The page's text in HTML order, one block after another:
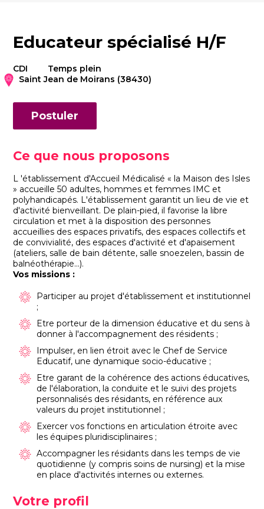
Educateur spécialisé H/F
CDI
Temps plein
Saint Jean de Moirans (38430)
Postuler
Ce que nous proposons
L 'établissement d'Accueil Médicalisé « la Maison des Isles
» accueille 50 adultes, hommes et femmes IMC et
polyhandicapés. L'établissement garantit un lieu de vie et
d'activité bienveillant. De plain-pied, il favorise la libre
circulation et met à la disposition des personnes
accueillies des espaces privatifs, des espaces collectifs et
de convivialité, des espaces d'activité et d'apaisement
(ateliers, salle de bain détente, salle snoezelen, bassin de
balnéothérapie...).
Vos missions :
Participer au projet d'établissement et institutionnel
;
Etre porteur de la dimension éducative et du sens à
donner à l'accompagnement des résidents ;
Impulser, en lien étroit avec le Chef de Service
Educatif, une dynamique socio-éducative ;
Etre garant de la cohérence des actions éducatives,
de l'élaboration, la conduite et le suivi des projets
personnalisés des résidants, en référence aux
valeurs du projet institutionnel ;
Exercer vos fonctions en articulation étroite avec
les équipes pluridisciplinaires ;
Accompagner les résidants dans les temps de vie
quotidienne (y compris soins de nursing) et la mise
en place d'activités internes ou externes.
Votre profil